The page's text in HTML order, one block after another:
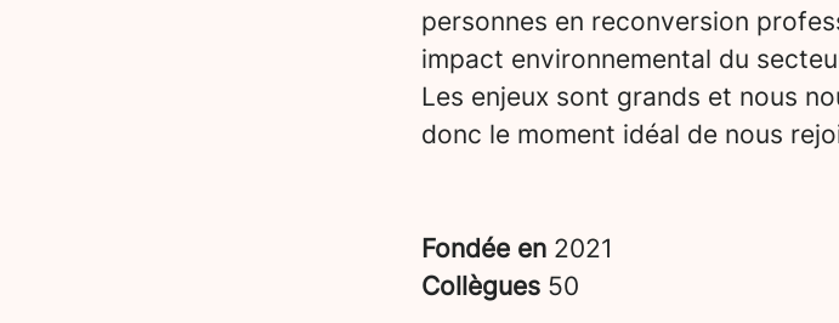
personnes en reconversion
impact environnemental du
Les enjeux sont grands et nous
donc le moment idéal de nous
Fondée en 2021
Collègues 50